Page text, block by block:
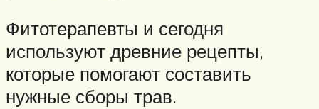
Фитотерапевты и сегодня
используют древние рецепты,
которые помогают составить
нужные сборы трав.